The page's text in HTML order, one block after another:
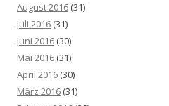
August 2016 (31)
Juli 2016 (31)
Juni 2016 (30)
Mai 2016 (31)
April 2016 (30)
März 2016 (31)